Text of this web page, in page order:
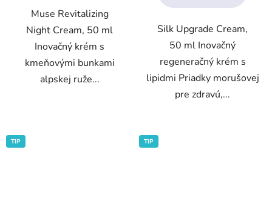
hviezdičiek.
Muse Revitalizing
Night Cream, 50 ml
Inovačný krém s
kmeňovými bunkami
alpskej ruže...
Silk Upgrade Cream,
50 ml Inovačný
regeneračný krém s
lipidmi Priadky morušovej
pre zdravú,...
TIP TIP